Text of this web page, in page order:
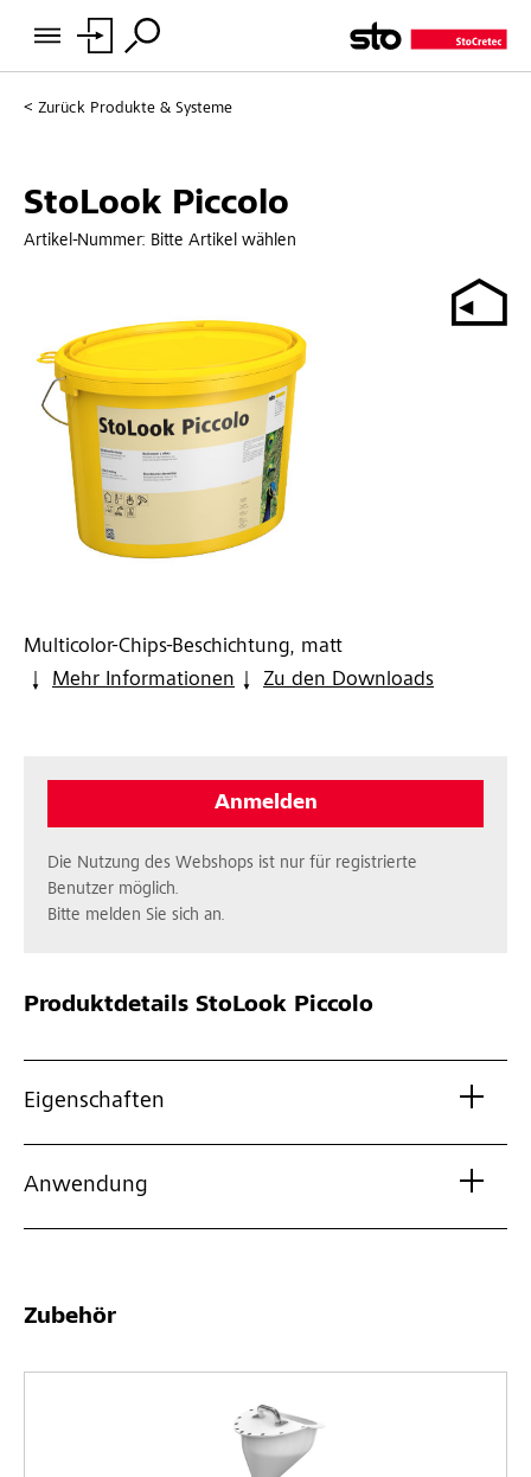
Zurück Produkte & Systeme
StoLook Piccolo
Artikel-Nummer: Bitte Artikel wählen
Multicolor-Chips-Beschichtung, matt
Mehr Informationen
Zu den Downloads
Anmelden
Die Nutzung des Webshops ist nur für registrierte
Benutzer möglich.
Bitte melden Sie sich an.
Produktdetails StoLook Piccolo
Eigenschaften
Anwendung
Zubehör